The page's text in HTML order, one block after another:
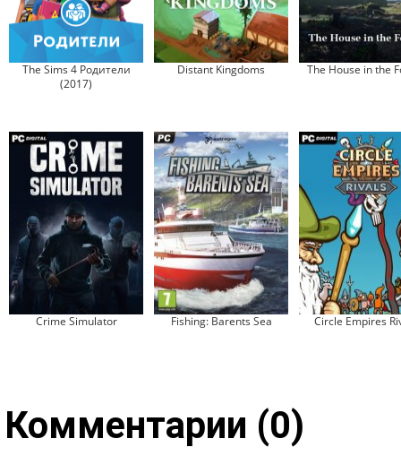
The Sims 4 Родители
(2017)
Distant Kingdoms The House in the
Crime Simulator Fishing: Barents Sea Circle Empires
Комментарии (0)